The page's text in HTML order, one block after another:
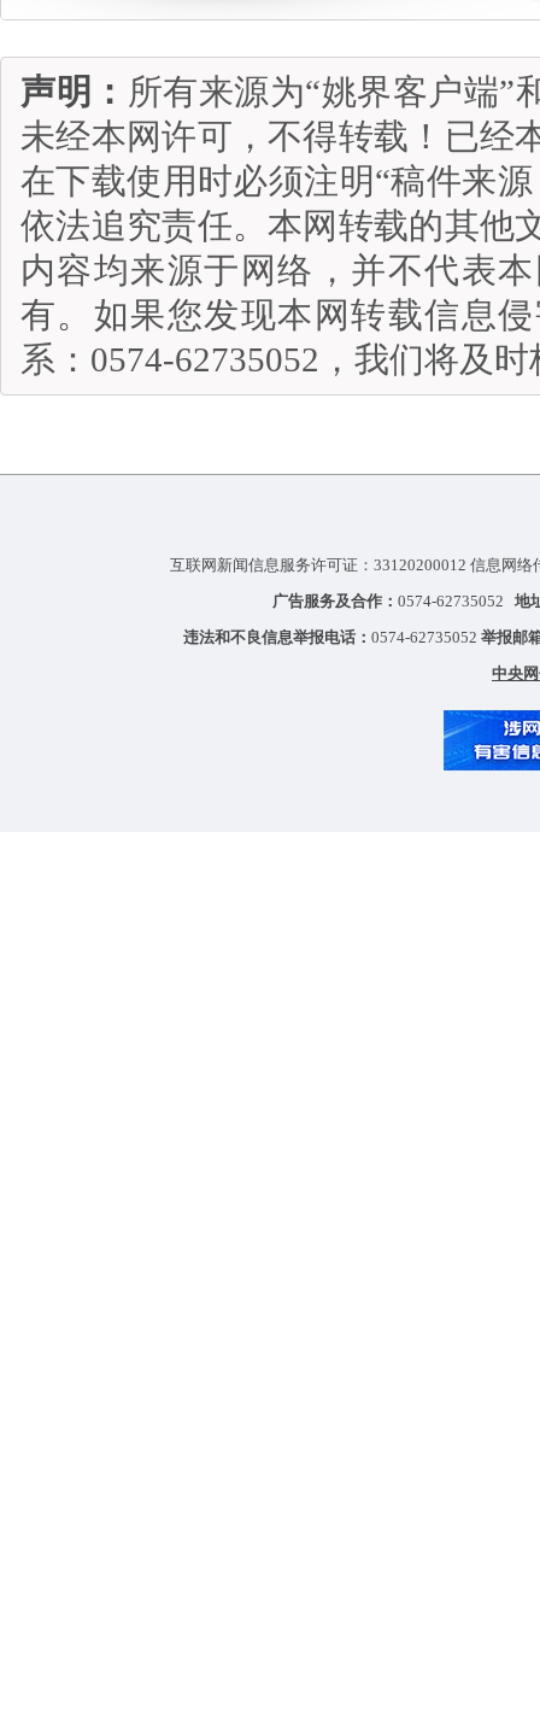
声明： 所有来源为“姚界客户端”
未经本网许可，不得转载！已经
在下载使用时必须注明“稿件来
依法追究责任。本网转载的其他
内容均来源于网络，并不代表
有。如果您发现本网转载信息
系：0574-62735052，我们将及
互联网新闻信息服务许可证：33120200012 信息网
广告服务及合作： 0574-62735052 地
违法和不良信息举报电话： 0574-62735052 举报邮
中央